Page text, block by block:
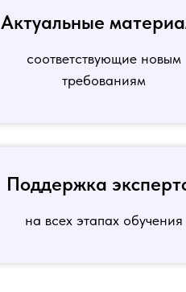
Актуальные
соответствующие новым
требованиям
Поддержка
на всех этапах обучения